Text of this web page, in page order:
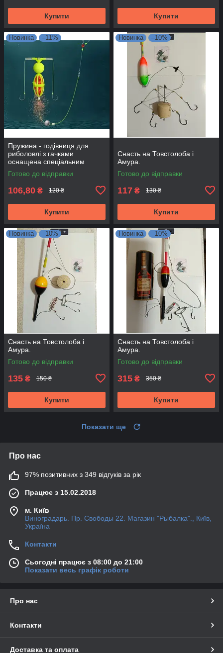
Купити Купити
Новинка –11%
Пружина - годівниця для
риболовлі з гачками
оснащена спеціальним
грузилом №7
Готово до відправки
106,80 ₴ 120 ₴
Купити
Новинка –10%
Снасть на Товстолоба і
Амура.
Готово до відправки
117 ₴ 130 ₴
Купити
Новинка –10%
Снасть на Товстолоба і
Амура.
Готово до відправки
135 ₴ 150 ₴
Купити
Новинка –10%
Снасть на Товстолоба і
Амура.
Готово до відправки
315 ₴ 350 ₴
Купити
Показати ще
Про нас
97% позитивних з 349 відгуків за рік
Працює з 15.02.2018
м. Київ
Виноградарь. Пр. Свободы 22. Магазин "Рыбалка"., Київ,
Україна
Контакти
Сьогодні працює з 08:00 до 21:00
Показати весь графік роботи
Про нас
Контакти
Доставка та оплата